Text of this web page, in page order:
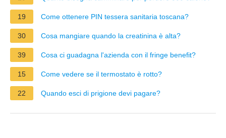
19 Come ottenere PIN tessera sanitaria toscana?
30 Cosa mangiare quando la creatinina è alta?
39 Cosa ci guadagna l'azienda con il fringe benefit?
15 Come vedere se il termostato è rotto?
22 Quando esci di prigione devi pagare?